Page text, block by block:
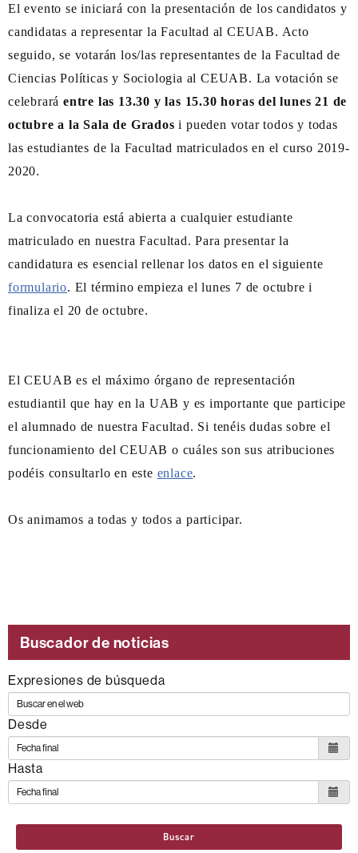
El evento se iniciará con la presentación de los candidatos y
candidatas a representar la Facultad al CEUAB. Acto
seguido, se votarán los/las representantes de la Facultad de
Ciencias Políticas y Sociologia al CEUAB. La votación se
celebrará entre las 13.30 y las 15.30 horas del lunes 21 de
octubre a la Sala de Grados i pueden votar todos y todas
las estudiantes de la Facultad matriculados en el curso 2019-
2020.
La convocatoria está abierta a cualquier estudiante
matriculado en nuestra Facultad. Para presentar la
candidatura es esencial rellenar los datos en el siguiente
formulario. El término empieza el lunes 7 de octubre i
finaliza el 20 de octubre.
El CEUAB es el máximo órgano de representación
estudiantil que hay en la UAB y es importante que participe
el alumnado de nuestra Facultad. Si tenéis dudas sobre el
funcionamiento del CEUAB o cuáles son sus atribuciones
podéis consultarlo en este enlace.
Os animamos a todas y todos a participar.
se
engloba
de
los
siguientes
ODS
Buscador de noticias
Expresiones de búsqueda
Desde
Hasta
Buscar